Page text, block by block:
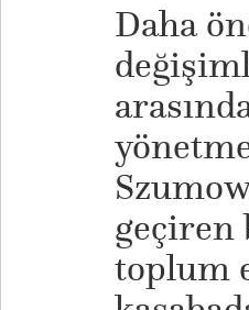
Daha
geçiren
toplum